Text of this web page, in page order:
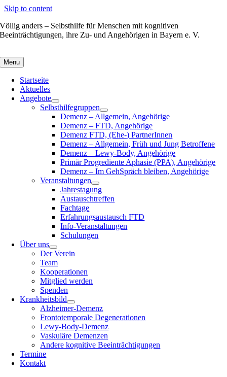
Skip to content
Völlig anders – Selbsthilfe für Menschen mit kognitiven
Beeinträchtigungen, ihre Zu- und Angehörigen in Bayern e. V.
Menu
Startseite
Aktuelles
Angebote
Selbsthilfegruppen
Demenz – Allgemein, Angehörige
Demenz – FTD, Angehörige
Demenz FTD, (Ehe-) PartnerInnen
Demenz – Allgemein, Früh und Jung Betroffene
Demenz – Lewy-Body, Angehörige
Primär Progrediente Aphasie (PPA), Angehörige
Demenz – Im GehSpräch bleiben, Angehörige
Veranstaltungen
Jahrestagung
Austauschtreffen
Fachtage
Erfahrungsaustausch FTD
Info-Veranstaltungen
Schulungen
Über uns
Der Verein
Team
Kooperationen
Mitglied werden
Spenden
Krankheitsbild
Alzheimer-Demenz
Frontotemporale Degenerationen
Lewy-Body-Demenz
Vaskuläre Demenzen
Andere kognitive Beeinträchtigungen
Termine
Kontakt